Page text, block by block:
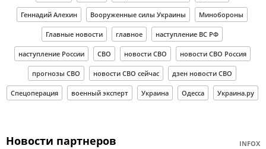
Геннадий Алехин Вооруженные силы Украины Минобороны
Главные новости главное наступление ВС РФ
наступление России СВО новости СВО новости СВО Россия
прогнозы СВО новости СВО сейчас дзен новости СВО
Спецоперация военный эксперт Украина Одесса Украина.ру
Новости партнеров INFOX